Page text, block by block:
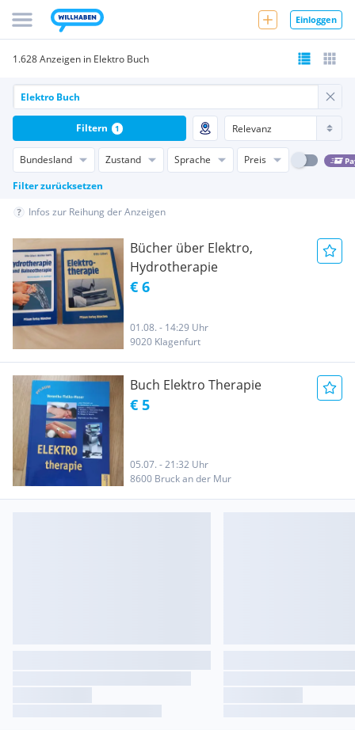
Einloggen
1.628 Anzeigen in Elektro Buch
Bundesland Zustand Sprache Preis
Filter zurücksetzen
Filtern 1
Infos zur Reihung der Anzeigen
Bücher über Elektro,
Hydrotherapie
€ 6
01.08. - 14:29 Uhr
9020 Klagenfurt
Buch Elektro Therapie
€ 5
05.07. - 21:32 Uhr
8600 Bruck an der Mur